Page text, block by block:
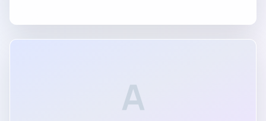
A